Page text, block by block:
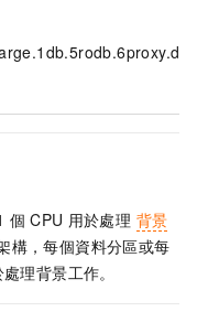
個 CPU 用於處理 背景
構，每個資料分區或每
理背景工作。